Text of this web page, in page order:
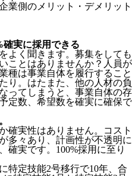
業側のメリット・デメリット
確実に採用できる
よく聞きます。募集をしても
ことはありませんか？人員が
種は事業自体を履行すること
り。はたまた、他の人材の負
ってしまうと、事業自体の存
定数、希望数を確実に確保で
確実性はありません。コスト
多々あり、計画性が不透明に
確実です。100%採用に至り
特定技能2号移行で10年、合